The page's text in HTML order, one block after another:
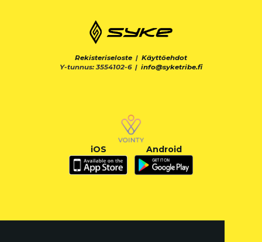
Rekisteriseloste | Käyttöehdot
Y-tunnus: 3554102-6 | info@syketribe.fi
iOS Android